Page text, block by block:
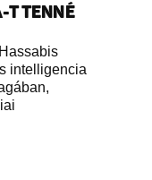
T TENNÉ
intelligencia